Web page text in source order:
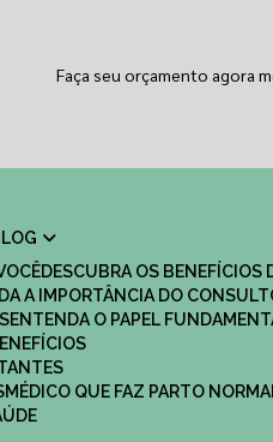
Faça seu orçamento agora
BLOG
DESCUBRA OS
A IMPORTÂNCIA DO
ENTENDA O PAPEL
MÉDICO QUE FAZ PARTO